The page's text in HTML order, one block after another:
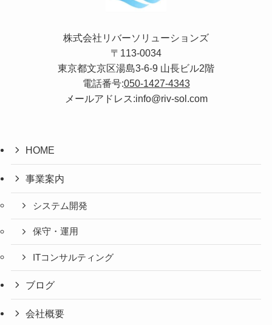
株式会社リバーソリューションズ
〒113-0034
東京都文京区湯島3-6-9 山長ビル2階
電話番号:050-1427-4343
メールアドレス:info@riv-sol.com
HOME
事業案内
システム開発
保守・運用
ITコンサルティング
ブログ
会社概要